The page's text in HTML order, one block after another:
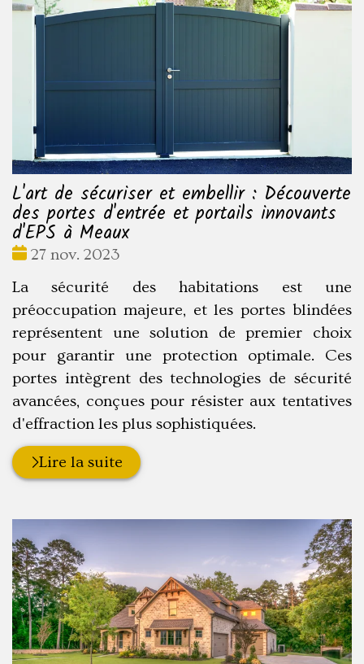
L'art de sécuriser et embellir : Découverte
des portes d'entrée et portails innovants
d'EPS à Meaux
Date
27 nov. 2023
La sécurité des habitations est une
préoccupation majeure, et les portes blindées
représentent une solution de premier choix
pour garantir une protection optimale. Ces
portes intègrent des technologies de sécurité
avancées, conçues pour résister aux tentatives
d'effraction les plus sophistiquées.
Lire la suite